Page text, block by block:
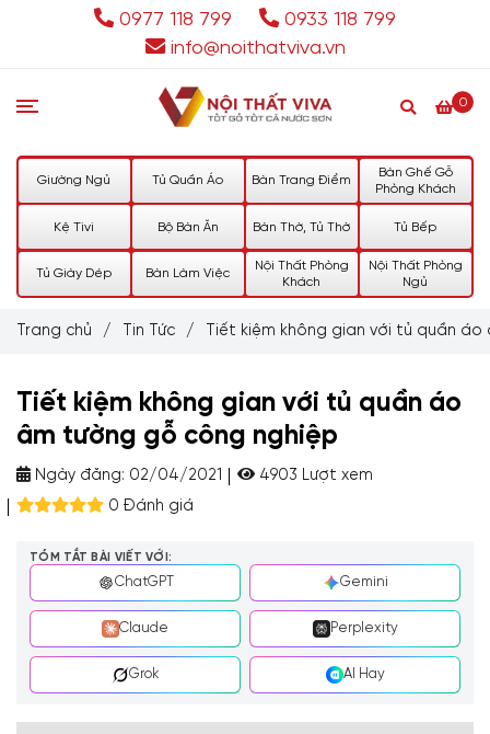
0977 118 799
0933 118 799
info@noithatviva.vn
0
Giường Ngủ Tủ Quần Áo Bàn Trang Điểm
Bàn Ghế Gỗ
Phòng Khách
Kệ Tivi Bộ Bàn Ăn Bàn Thờ, Tủ Thờ Tủ Bếp
Tủ Giày Dép Bàn Làm Việc
Nội Thất Phòng
Khách
Nội Thất Phòng
Ngủ
Trang chủ / Tin Tức / Tiết kiệm không gian với tủ quần
Tiết kiệm không gian với tủ quần áo
âm tường gỗ công nghiệp
Ngày đăng: 02/04/2021
4903 Lượt xem
0 Đánh giá
TÓM TẮT BÀI VIẾT VỚI:
ChatGPT Gemini
Claude Perplexity
Grok AI Hay